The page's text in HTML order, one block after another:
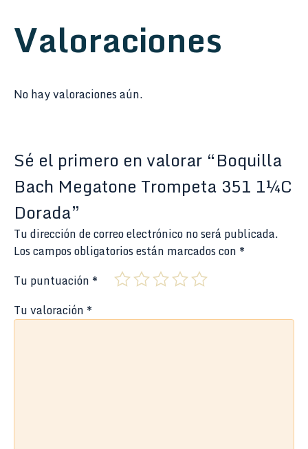
Valoraciones
No hay valoraciones aún.
Sé el primero en valorar “Boquilla
Bach Megatone Trompeta 351 1¼C
Dorada”
Tu dirección de correo electrónico no será publicada.
Los campos obligatorios están marcados con *
Tu puntuación *
Tu valoración *